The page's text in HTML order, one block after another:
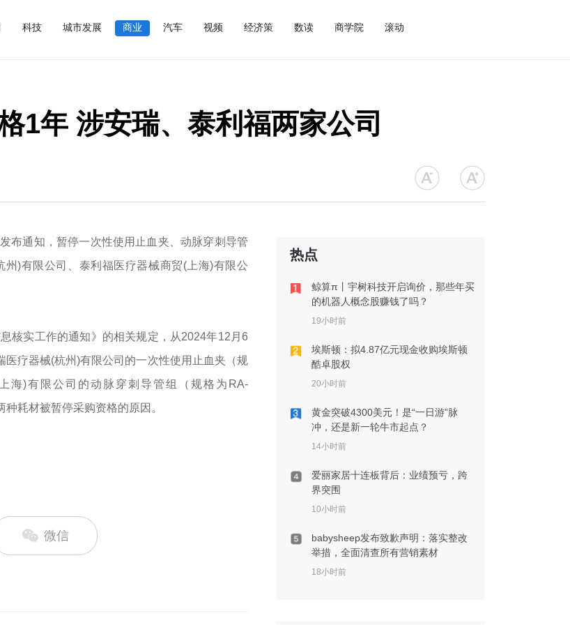
科技 城市发展 商业 汽车 视频 经济策 数读 商学院 滚动
1年 涉安瑞、泰利福两家公司
布通知，暂停一次性使用止血夹、动脉穿刺导管
)有限公司、泰利福医疗器械商贸(上海)有限公
核实工作的通知》的相关规定，从2024年12月6
疗器械(杭州)有限公司的一次性使用止血夹（规
海)有限公司的动脉穿刺导管组（规格为RA-
耗材被暂停采购资格的原因。
微信
热点
鲸算π丨宇树科技开启询价，那些年买
的机器人概念股赚钱了吗？
19小时前
埃斯顿：拟4.87亿元现金收购埃斯顿
酷卓股权
20小时前
黄金突破4300美元！是“一日游”脉
冲，还是新一轮牛市起点？
14小时前
爱丽家居十连板背后：业绩预亏，跨
界突围
10小时前
babysheep发布致歉声明：落实整改
举措，全面清查所有营销素材
18小时前